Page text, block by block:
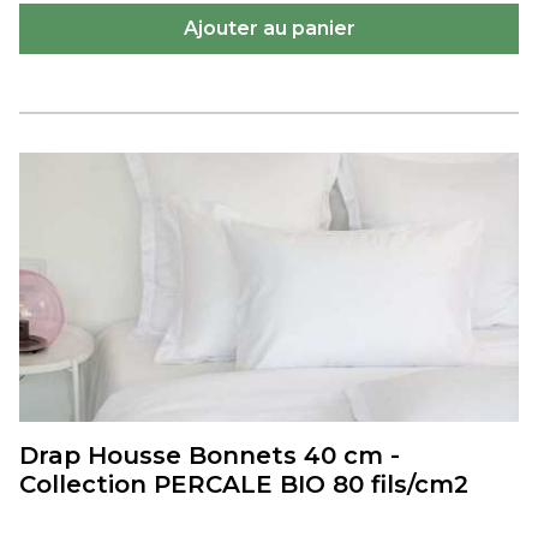
Drap Housse Bonnets 40 cm -
Collection PERCALE BIO 80 fils/cm2